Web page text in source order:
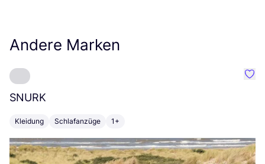
Andere Marken
SNURK
Kleidung Schlafanzüge 1+